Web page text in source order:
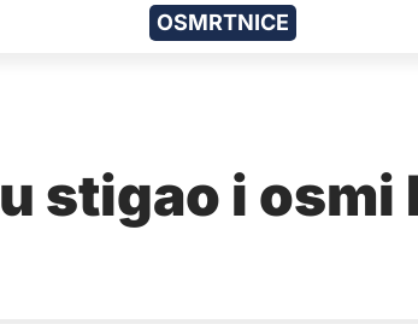
OSMRTNICE
stigao i